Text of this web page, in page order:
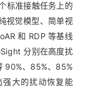
标准接触任务上的
视觉模型、简单视
和 RDP 等基线
分别在高度扰
90%、85%、85%
大的扰动恢复能